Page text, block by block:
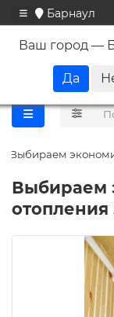
Барнаул
Ваш город —
Выбираем
Выбираем
отопления